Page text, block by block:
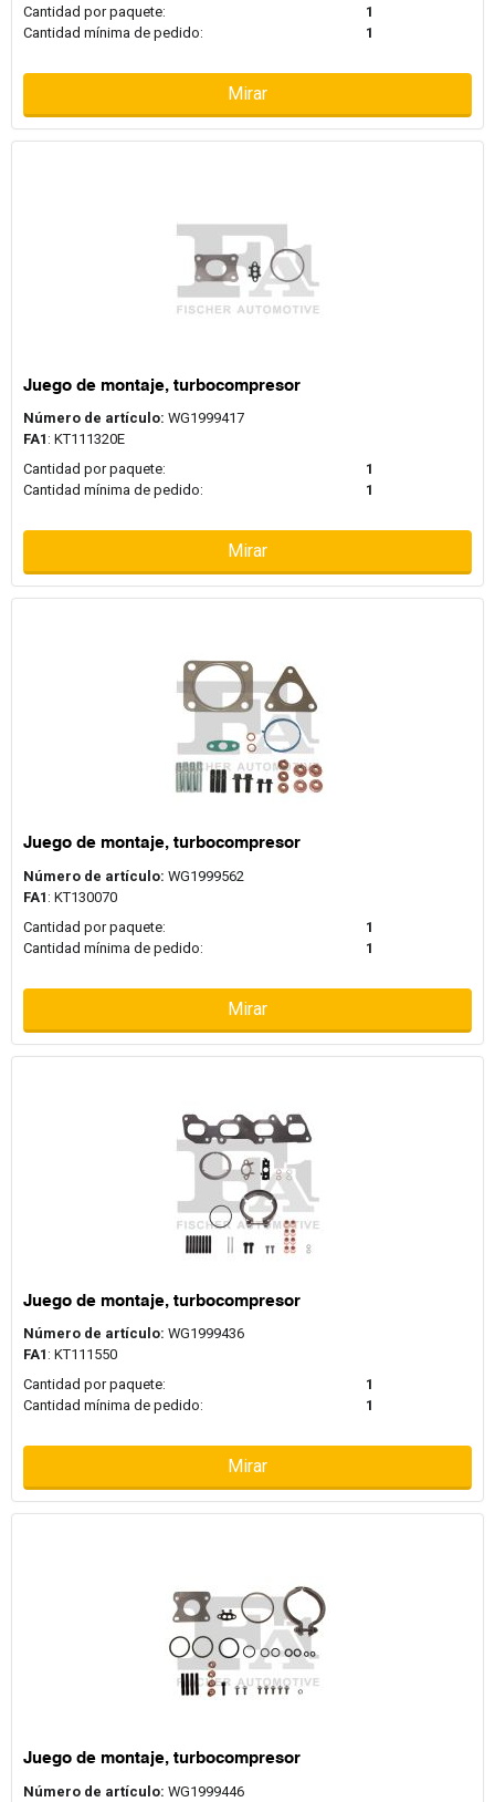
Cantidad por paquete:
1
Cantidad mínima de pedido:
1
Mirar
Juego de montaje, turbocompresor
Número de artículo: WG1999417
FA1 : KT111320E
Cantidad por paquete:
1
Cantidad mínima de pedido:
1
Mirar
Juego de montaje, turbocompresor
Número de artículo: WG1999562
FA1 : KT130070
Cantidad por paquete:
1
Cantidad mínima de pedido:
1
Mirar
Juego de montaje, turbocompresor
Número de artículo: WG1999436
FA1 : KT111550
Cantidad por paquete:
1
Cantidad mínima de pedido:
1
Mirar
Juego de montaje, turbocompresor
Número de artículo: WG1999446